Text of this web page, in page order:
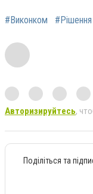
#Виконком #Рішення
Авторизируйтесь,
Поділіться та